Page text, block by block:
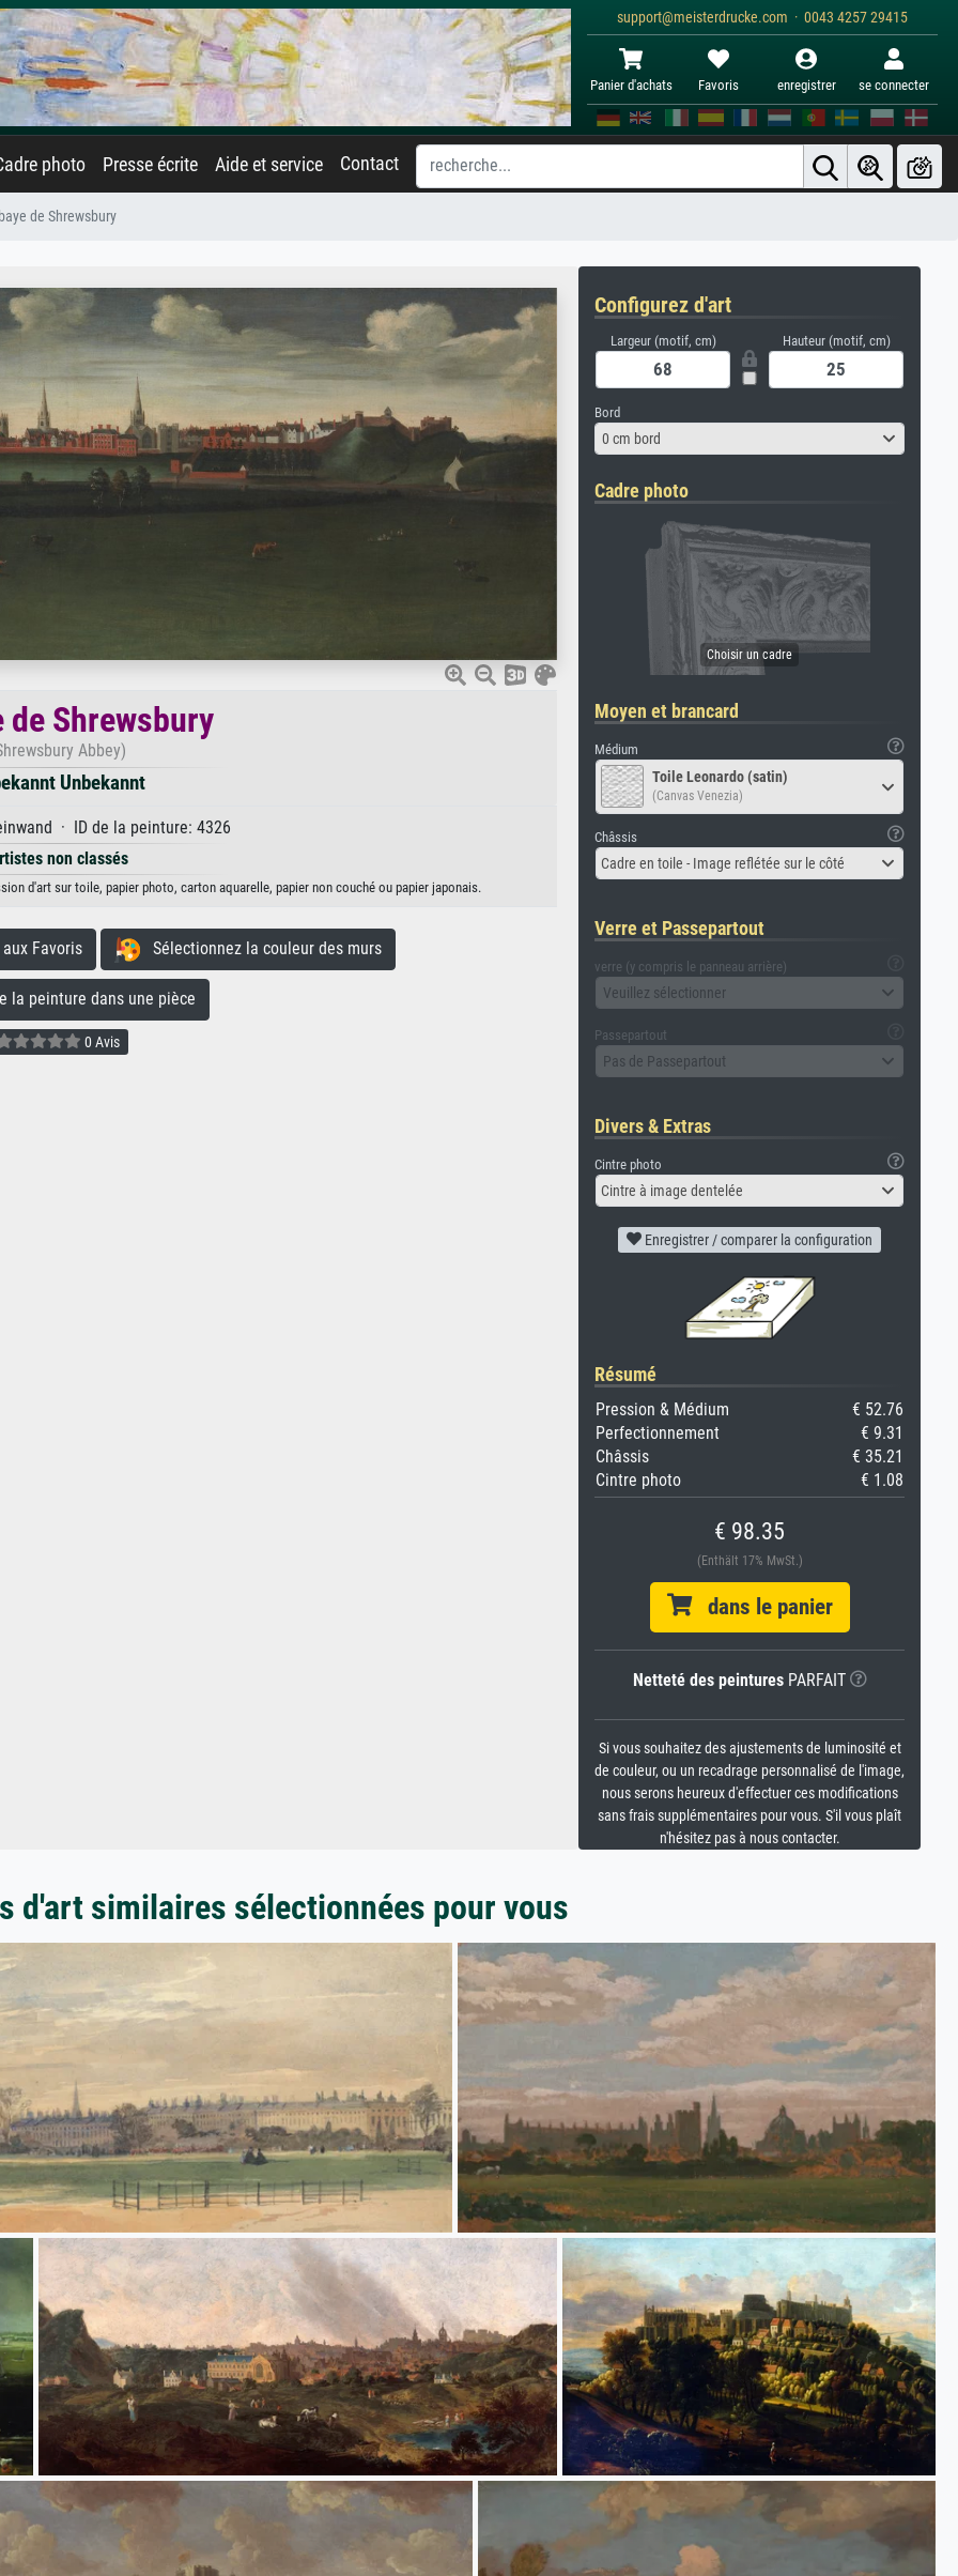
support@meisterdrucke.com · 0043 4257 29415
Panier d'achats Favoris enregistrer se connecter
photo Presse écrite Aide et service Contact
de Shrewsbury
de Shrewsbury
Abbey)
Unbekannt
· ID de la peinture: 4326
non classés
d'art sur toile, papier photo, carton aquarelle, papier non couché ou papier japonais.
Favoris Sélectionnez la couleur des murs
peinture dans une pièce
0 Avis
Configurez d'art
Largeur (motif, cm) Hauteur (motif, cm)
Bord
0 cm bord
Cadre photo
Moyen et brancard
Médium
Toile Leonardo (satin)
(Canvas Venezia)
Châssis
Cadre en toile - Image reflétée sur le côté
Verre et Passepartout
verre (y compris le panneau arrière)
Veuillez sélectionner
Passepartout
Pas de Passepartout
Divers & Extras
Cintre photo
Cintre à image dentelée
Enregistrer / comparer la configuration
Résumé
Pression & Médium
€ 52.76
Perfectionnement
€ 9.31
Châssis
€ 35.21
Cintre photo
€ 1.08
€ 98.35
(Enthält 17% MwSt.)
dans le panier
Netteté des peinturesPARFAIT
Si vous souhaitez des ajustements de luminosité et
de couleur, ou un recadrage personnalisé de l'image,
nous serons heureux d'effectuer ces modifications
sans frais supplémentaires pour vous. S'il vous plaît
n'hésitez pas à nous contacter.
d'art similaires sélectionnées pour vous